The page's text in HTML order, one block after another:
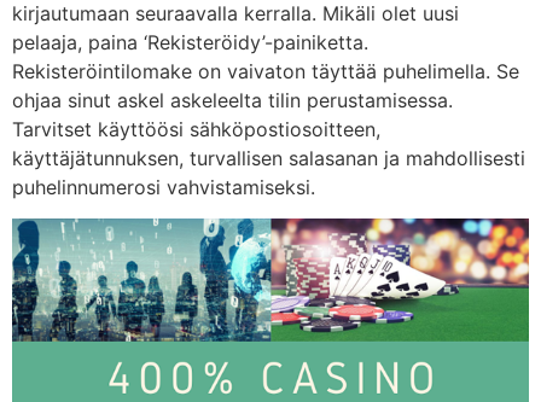
kirjautumaan seuraavalla kerralla. Mikäli olet uusi
pelaaja, paina ‘Rekisteröidy’-painiketta.
Rekisteröintilomake on vaivaton täyttää puhelimella. Se
ohjaa sinut askel askeleelta tilin perustamisessa.
Tarvitset käyttöösi sähköpostiosoitteen,
käyttäjätunnuksen, turvallisen salasanan ja mahdollisesti
puhelinnumerosi vahvistamiseksi.